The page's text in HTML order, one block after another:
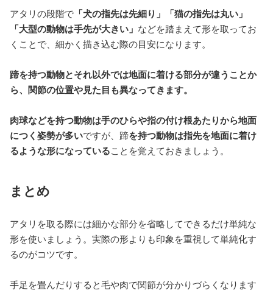
アタリの段階で 「犬の指先は先細り」「猫の指先は丸い」
「大型の動物は手先が大きい」 などを踏まえて形を取ってお
くことで、細かく描き込む際の目安になります。
蹄を持つ動物とそれ以外では地面に着ける部分が違うことか
ら、関節の位置や見た目も異なってきます。
肉球などを持つ動物は手のひらや指の付け根あたりから地面
につく姿勢が多いですが、蹄を持つ動物は指先を地面に着け
るような形になっていることを覚えておきましょう。
まとめ
アタリを取る際には細かな部分を省略してできるだけ単純な
形を使いましょう。実際の形よりも印象を重視して単純化す
るのがコツです。
手足を畳んだりすると毛や肉で関節が分かりづらくなります